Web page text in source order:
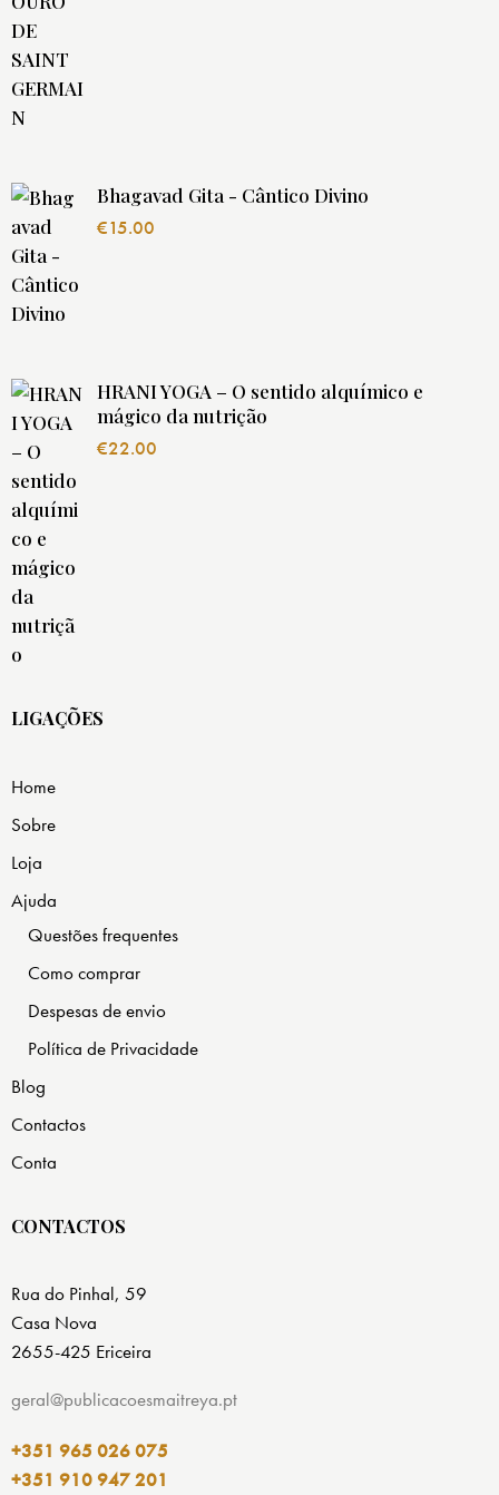
Bhagavad Gita - Cântico Divino
€15.00
HRANI YOGA – O sentido alquímico e
mágico da nutrição
€22.00
LIGAÇÕES
Home
Sobre
Loja
Ajuda
Questões frequentes
Como comprar
Despesas de envio
Política de Privacidade
Blog
Contactos
Conta
CONTACTOS
Rua do Pinhal, 59
Casa Nova
2655-425 Ericeira
geral@publicacoesmaitreya.pt
+351 965 026 075
+351 910 947 201